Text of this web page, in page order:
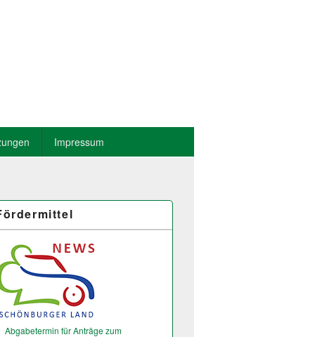
Impressum
Abgabetermin für Anträge zum